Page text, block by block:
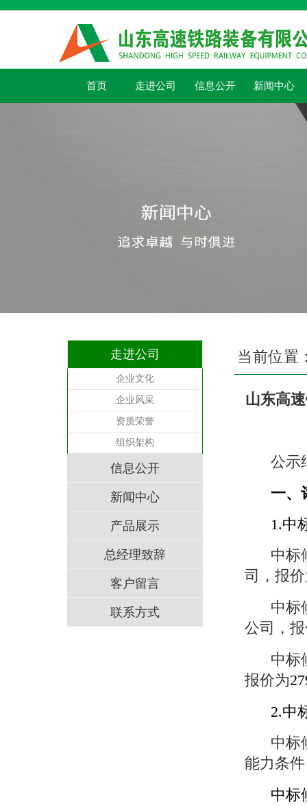
首页 走进公司 信息公开 新闻中心
走进公司
企业文化
企业风采
资质荣誉
组织架构
信息公开
新闻中心
产品展示
总经理致辞
客户留言
联系方式
当前位置
山东高
公示
一、
1.中
中标
司，报
中标
公司，
中标
报价为
2.中
中标
能力条
中标